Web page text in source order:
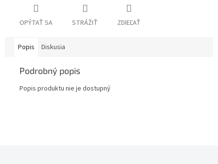
OPÝTAŤ SA STRÁŽIŤ ZDIEĽAŤ
Popis Diskusia
Podrobný popis
Popis produktu nie je dostupný